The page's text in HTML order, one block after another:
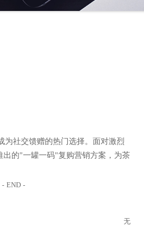
为社交馈赠的热门选择。面对激烈
出的"一罐一码"复购营销方案，为茶
- END -
无